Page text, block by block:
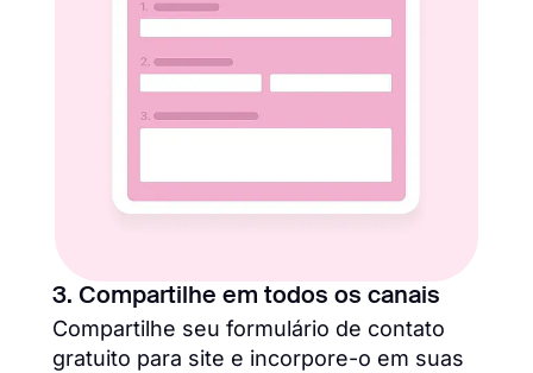
3. Compartilhe em todos os canais
Compartilhe seu formulário de contato
gratuito para site e incorpore-o em suas